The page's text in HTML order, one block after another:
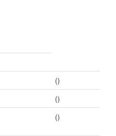
()
()
()